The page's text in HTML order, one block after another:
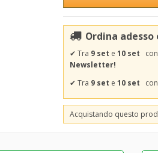
Ordina
✔ Tra 9 set e 10 set con
Newsletter!
✔ Tra 9 set e 10 set con
Acquistando questo